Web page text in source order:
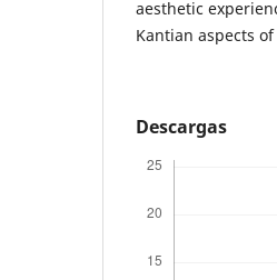
aesthetic
Kantian aspects
Descargas